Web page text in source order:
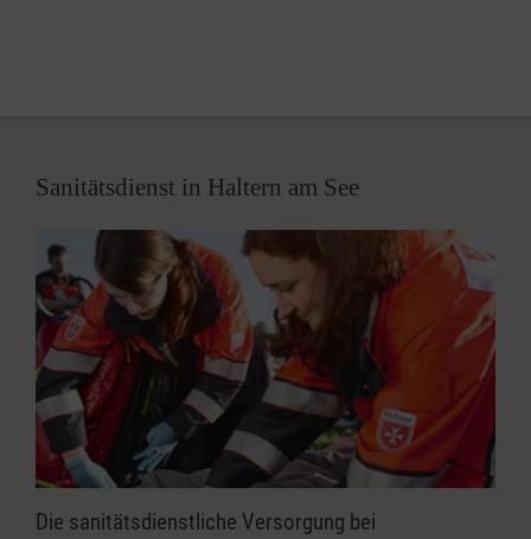
Sanitätsdienst in Haltern am See
Die sanitätsdienstliche Versorgung bei